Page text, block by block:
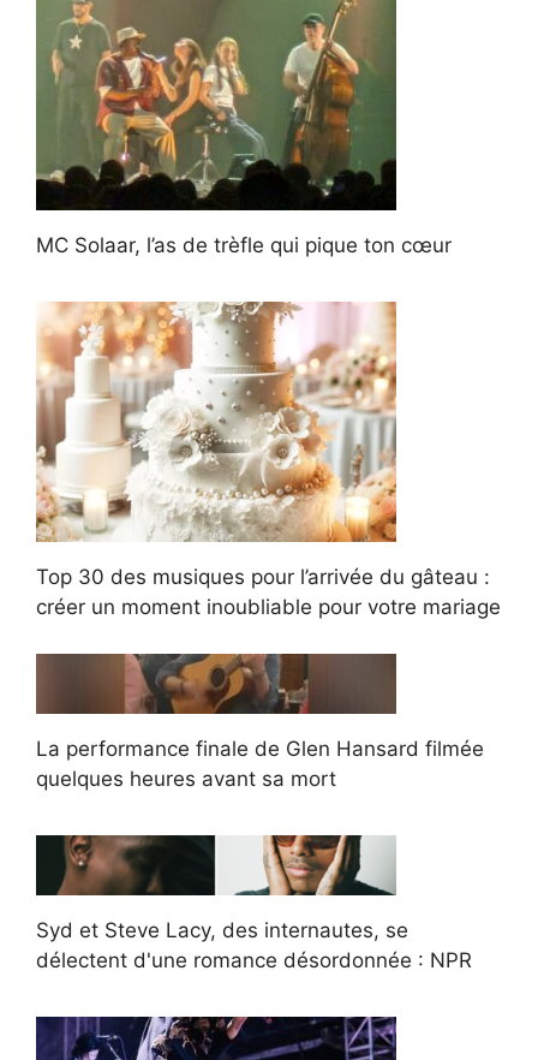
MC Solaar, l’as de trèfle qui pique ton cœur
Top 30 des musiques pour l’arrivée du gâteau :
créer un moment inoubliable pour votre mariage
La performance finale de Glen Hansard filmée
quelques heures avant sa mort
Syd et Steve Lacy, des internautes, se
délectent d'une romance désordonnée : NPR